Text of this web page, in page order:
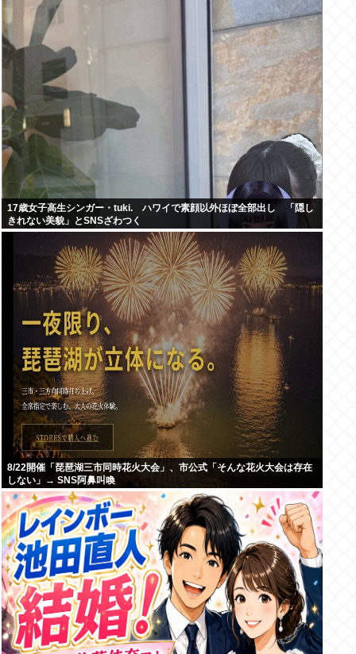
17歳女子高生シンガー・tuki. ハワイで素顔以外ほぼ全部出し 「隠し
きれない美貌」とSNSざわつく
8/22開催「琵琶湖三市同時花火大会」、市公式「そんな花火大会は存在
しない」→ SNS阿鼻叫喚